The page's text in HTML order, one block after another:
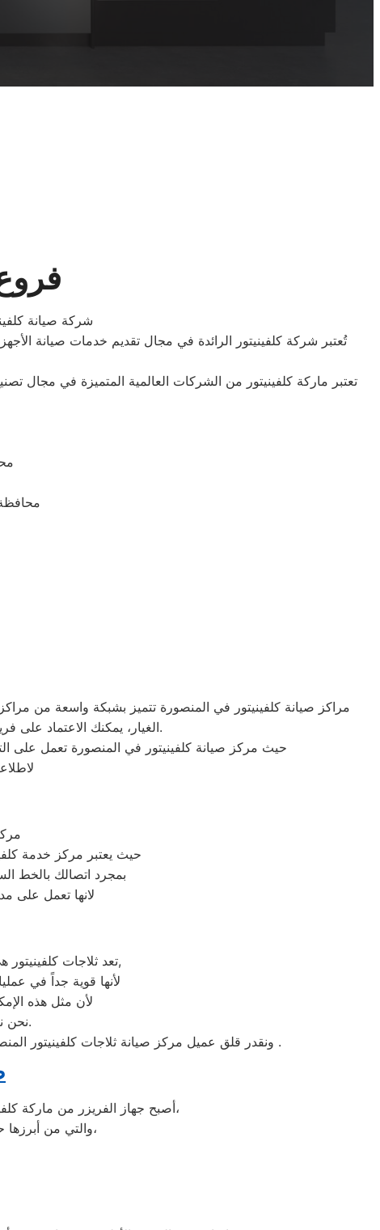
شركة صيانة
تُعتبر شركة كلفينيتور الرائدة في مجال تقديم خدمات صيانة
تعتبر ماركة كلفينيتور من الشركات العالمية المتميزة في مجال تصنيع
محافظة
مراكز صيانة كلفينيتور في المنصورة تتميز بشبكة واسعة من
الغيار، يمكنك الاعتماد على فريق الخبراء في خدمة عملاء كلفينيتور مصر لتقديم الدعم الفني اللازم بكفاءة واحترافية قصوى.
حيث مركز صيانة كلفينيتور في المنصورة تعمل
حيث يعتبر مركز خدمة
بمجرد اتصالك بالخط
لانها تعمل على
تعد ثلاجات كلفينيتور هي أهم الأجهزة الكهربائية التي توفرها الشركة و أكثرها مبيعاً بين بقية المنتجات الأخرى,
لأنها قوية جداً في
لأن مثل هذه
نحن نعرف جيدا مدي التوتر والارتباك عند حدوث عطل في ثلاجة كلفينيتور.
ونقدر قلق عميل مركز صيانة ثلاجات كلفينيتور لايوجد بها فروع لنا اوالفرع تحت الانشاء .
أصبح جهاز الفريزر من ماركةالعديدة،
والتي من أبرزها حفظ الطعام لفترات طويلة، وتعدد موديلاته المختلفة، وبالرغم من مميزاته العديدة،